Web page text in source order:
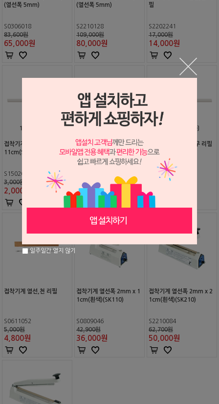
(열선폭 5mm)
S0306018
83,600원
65,000원
(열선폭 5mm)
S2210128
109,000원
80,000원
필
S2202241
17,000원
14,000원
접착기계 실리콘 고무 리필
11cm(SK110)
S1502015
3,000원
2,000
접착기계 실리콘 고무 리필
21cm(SK210)
5,000원
4,000 원
접착기계 실리콘 고무 리필
31cm(SK310)
S2105155
6,000원
5,000
접착기계 열선,천 리필
S0611052
5,000원
4,800원
접착기계 열선폭 2mm x 1
1cm(흰색)(SK110)
S0809046
42,900원
36,000원
접착기계 열선폭 2mm x 2
1cm(흰색)(SK210)
S2210084
62,700원
50,000원
일주일간 열지 않기